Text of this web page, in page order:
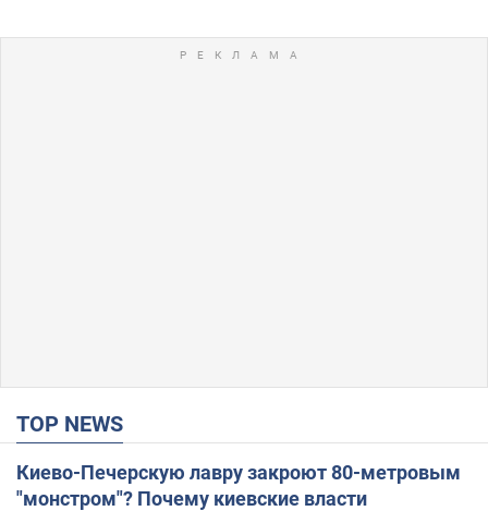
TOP NEWS
Киево-Печерскую лавру закроют 80-метровым
"монстром"? Почему киевские власти